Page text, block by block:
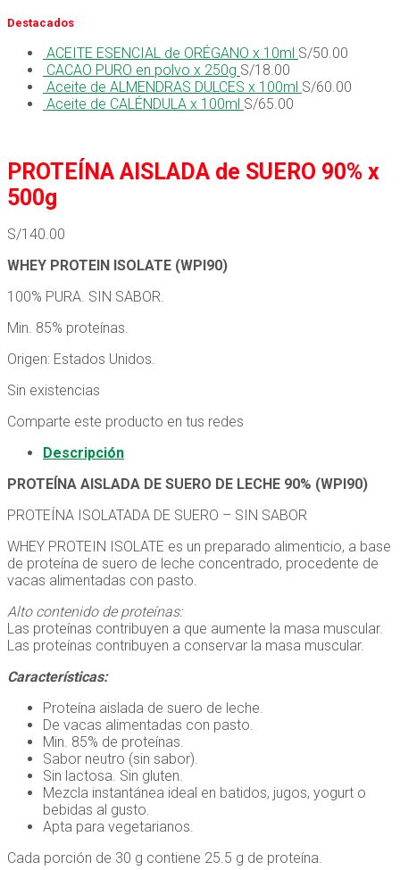
Destacados
ACEITE ESENCIAL de ORÉGANO x 10ml S/50.00
CACAO PURO en polvo x 250g S/18.00
Aceite de ALMENDRAS DULCES x 100ml S/60.00
Aceite de CALÉNDULA x 100ml S/65.00
PROTEÍNA AISLADA de SUERO 90% x
500g
S/140.00
WHEY PROTEIN ISOLATE (WPI90)
100% PURA. SIN SABOR.
Min. 85% proteínas.
Origen: Estados Unidos.
Sin existencias
Comparte este producto en tus redes
Descripción
PROTEÍNA AISLADA DE SUERO DE LECHE 90% (WPI90)
PROTEÍNA ISOLATADA DE SUERO – SIN SABOR
WHEY PROTEIN ISOLATE es un preparado alimenticio, a base
de proteína de suero de leche concentrado, procedente de
vacas alimentadas con pasto.
Alto contenido de proteínas:
Las proteínas contribuyen a que aumente la masa muscular.
Las proteínas contribuyen a conservar la masa muscular.
Características:
Proteína aislada de suero de leche.
De vacas alimentadas con pasto.
Min. 85% de proteínas.
Sabor neutro (sin sabor).
Sin lactosa. Sin gluten.
Mezcla instantánea ideal en batidos, jugos, yogurt o
bebidas al gusto.
Apta para vegetarianos.
Cada porción de 30 g contiene 25.5 g de proteína.